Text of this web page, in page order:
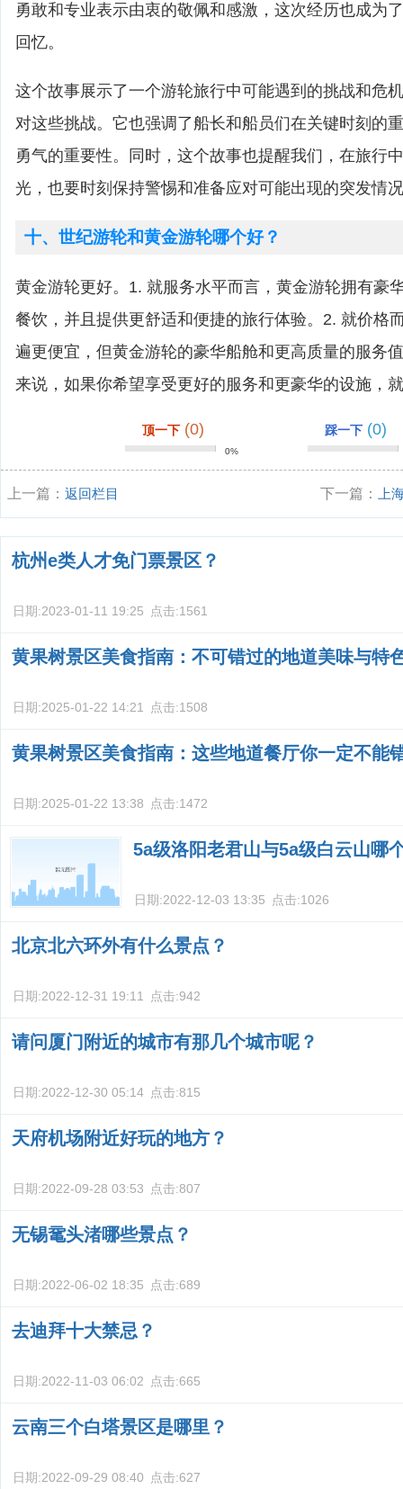
勇敢和专业表示由衷的敬佩和感激，这次经历也成为
回忆。
这个故事展示了一个游轮旅行中可能遇到的挑战和危
对这些挑战。它也强调了船长和船员们在关键时刻的
勇气的重要性。同时，这个故事也提醒我们，在旅行
光，也要时刻保持警惕和准备应对可能出现的突发情
十、世纪游轮和黄金游轮哪个好？
黄金游轮更好。1. 就服务水平而言，黄金游轮拥有豪
餐饮，并且提供更舒适和便捷的旅行体验。2. 就价格
遍更便宜，但黄金游轮的豪华船舱和更高质量的服务
来说，如果你希望享受更好的服务和更豪华的设施，
顶一下 (0)
0%
踩一下 (0)
上一篇： 返回栏目 下一篇： 上
荐？
杭州e类人才免门票景区？
日期:2023-01-11 19:25 点击:1561
黄果树景区美食指南：不可错过的地道美味与特
日期:2025-01-22 14:21 点击:1508
黄果树景区美食指南：这些地道餐厅你一定不能
日期:2025-01-22 13:38 点击:1472
5a级洛阳老君山与5a级白云山哪
日期:2022-12-03 13:35 点击:1026
北京北六环外有什么景点？
日期:2022-12-31 19:11 点击:942
请问厦门附近的城市有那几个城市呢？
日期:2022-12-30 05:14 点击:815
天府机场附近好玩的地方？
日期:2022-09-28 03:53 点击:807
无锡鼋头渚哪些景点？
日期:2022-06-02 18:35 点击:689
去迪拜十大禁忌？
日期:2022-11-03 06:02 点击:665
云南三个白塔景区是哪里？
日期:2022-09-29 08:40 点击:627